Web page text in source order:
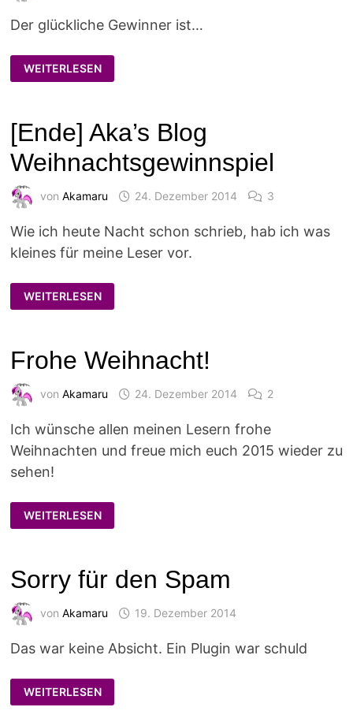
Der glückliche Gewinner ist…
AKA’S
BLOG
WEIHNACHTSGEWINNSPIEL
WEITERLESEN
[Ende] Aka’s Blog
Weihnachtsgewinnspiel
von Akamaru 24. Dezember 2014 3
Wie ich heute Nacht schon schrieb, hab ich was
kleines für meine Leser vor.
[ENDE]
AKA’S
BLOG
WEITERLESEN
Frohe Weihnacht!
von Akamaru 24. Dezember 2014 2
Ich wünsche allen meinen Lesern frohe
Weihnachten und freue mich euch 2015 wieder zu
sehen!
FROHE
WEIHNACHT!
WEITERLESEN
Sorry für den Spam
von Akamaru 19. Dezember 2014
Das war keine Absicht. Ein Plugin war schuld
SORRY
FÜR
DEN
WEITERLESEN